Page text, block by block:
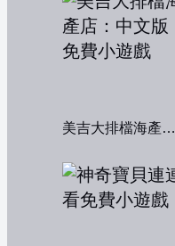
美吉大排檔海產店：中文版